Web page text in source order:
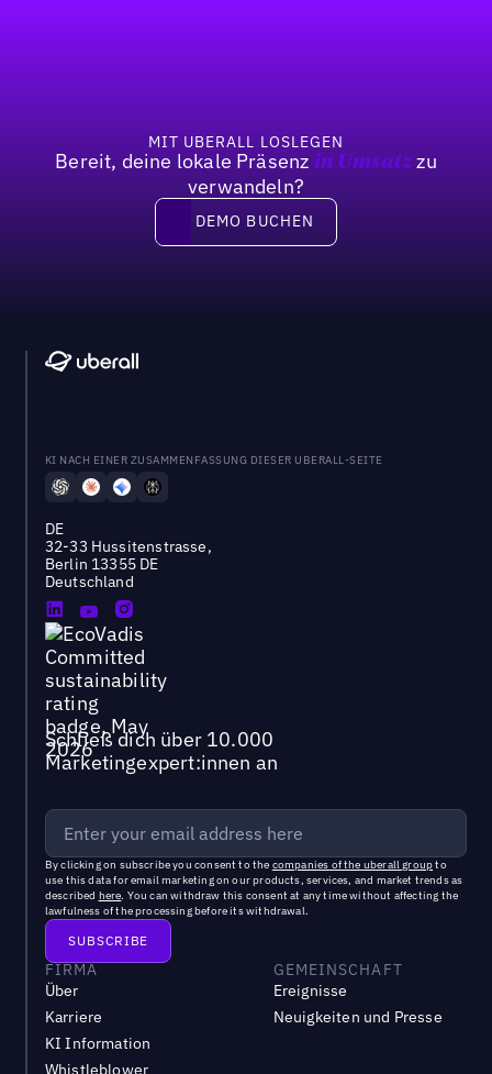
MIT UBERALL LOSLEGEN
Bereit, deine lokale Präsenz in Umsatzzu
verwandeln?
DEMO BUCHEN
DEMO BUCHEN
KI NACH EINER ZUSAMMENFASSUNG DIESER UBERALL-SEITE
DE
32-33 Hussitenstrasse,
Berlin 13355 DE
Deutschland
Schließ dich über 10.000
Marketingexpert:innen an
By clicking on subscribe you consent to the companies of the uberall groupto
use this data for email marketing on our products, services, and market trends as
described here. You can withdraw this consent at any time without affecting the
lawfulness of the processing before its withdrawal.
FIRMA
Über
Karriere
KI Information
Whistleblower
GEMEINSCHAFT
Ereignisse
Neuigkeiten und Presse